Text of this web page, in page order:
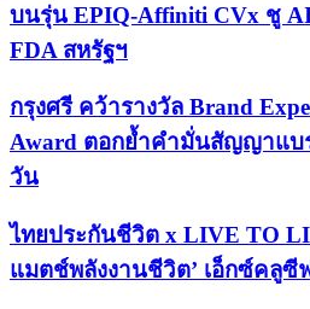
บนรุ่น EPIQ-Affiniti CVx ชู
FDA สหรัฐฯ
กรุงศรี คว้ารางวัล Brand
Award ตอกย้ำคำมั่นสัญญาแบ
วัน
ไทยประกันชีวิต x LIVE TO
แมตช์พลังงานชีวิต’ เอ็กซ์คลูซี